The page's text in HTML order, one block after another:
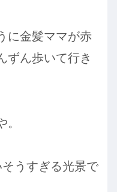
に金髪ママが赤
ずん歩いて行き
うすぎる光景で